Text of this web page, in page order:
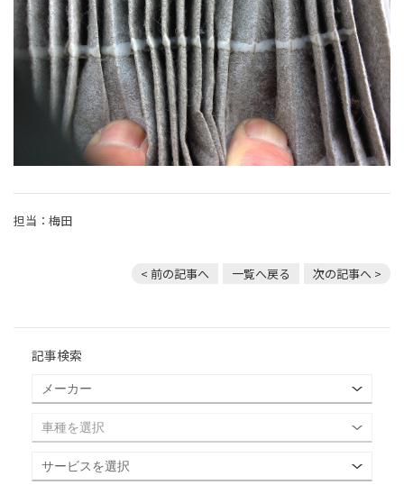
担当：梅田
< 前の記事へ 一覧へ戻る 次の記事へ >
記事検索